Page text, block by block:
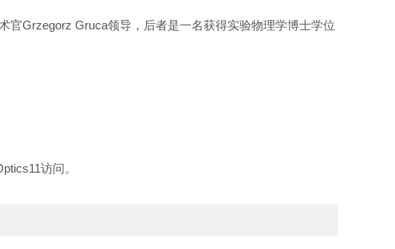
官Grzegorz Gruca领导，后者是一名获得实验物理学博士学位
访问。